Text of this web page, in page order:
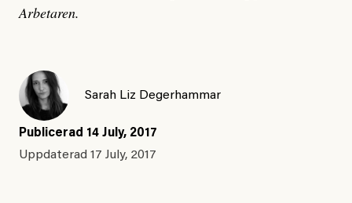
Arbetaren.
Sarah Liz Degerhammar
Publicerad 14 July, 2017
Uppdaterad 17 July, 2017